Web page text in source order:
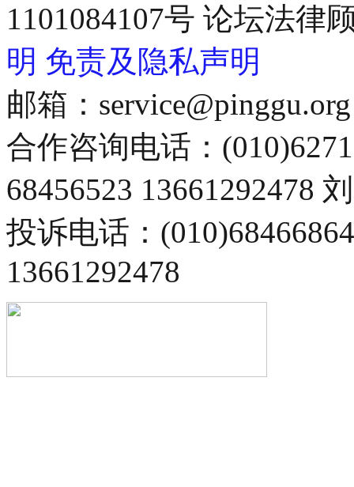
1101084107号 论坛法律
明 免责及隐私声明
邮箱：service@pinggu.org
合作咨询电话：
68456523 13661292478
投诉电话：
13661292478